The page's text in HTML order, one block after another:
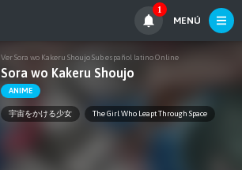
1
MENÚ
Ver Sora wo Kakeru Shoujo Sub español latino Online
Sora wo Kakeru Shoujo
ANIME
宇宙をかける少女 The Girl Who Leapt Through Space